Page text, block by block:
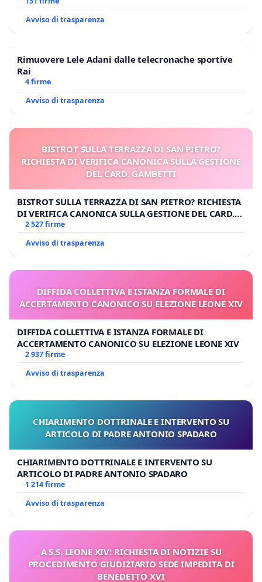
Avviso di trasparenza
Rimuovere Lele Adani dalle telecronache sportive
Rai
4 firme
Avviso di trasparenza
BISTROT SULLA TERRAZZA DI SAN PIETRO?
RICHIESTA DI VERIFICA CANONICA SULLA GESTIONE
DEL CARD. GAMBETTI
BISTROT SULLA TERRAZZA DI SAN PIETRO? RICHIESTA
DI VERIFICA CANONICA SULLA GESTIONE DEL CARD.
GAMBETTI
2 527 firme
Avviso di trasparenza
DIFFIDA COLLETTIVA E ISTANZA FORMALE DI
ACCERTAMENTO CANONICO SU ELEZIONE LEONE XIV
DIFFIDA COLLETTIVA E ISTANZA FORMALE DI
ACCERTAMENTO CANONICO SU ELEZIONE LEONE XIV
2 937 firme
Avviso di trasparenza
CHIARIMENTO DOTTRINALE E INTERVENTO SU
ARTICOLO DI PADRE ANTONIO SPADARO
CHIARIMENTO DOTTRINALE E INTERVENTO SU
ARTICOLO DI PADRE ANTONIO SPADARO
1 214 firme
Avviso di trasparenza
A S.S. LEONE XIV: RICHIESTA DI NOTIZIE SU
PROCEDIMENTO GIUDIZIARIO SEDE IMPEDITA DI
BENEDETTO XVI